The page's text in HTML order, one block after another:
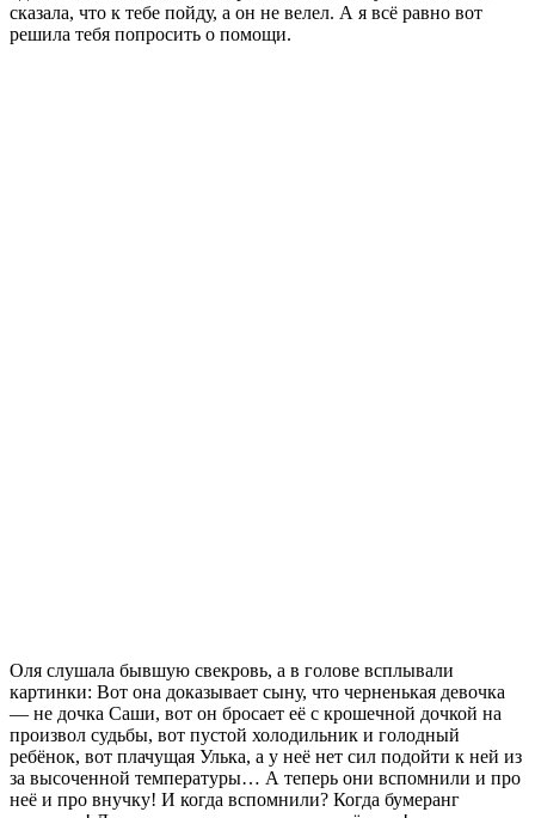
сказала, что к тебе пойду, а он не велел. А я всё равно вот
решила тебя попросить о помощи.
Оля слушала бывшую свекровь, а в голове всплывали
картинки: Вот она доказывает сыну, что черненькая девочка
— не дочка Саши, вот он бросает её с крошечной дочкой на
произвол судьбы, вот пустой холодильник и голодный
ребёнок, вот плачущая Улька, а у неё нет сил подойти к ней из
за высоченной температуры… А теперь они вспомнили и про
неё и про внучку! И когда вспомнили? Когда бумеранг